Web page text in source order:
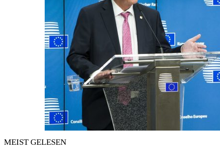
MEIST GELESEN